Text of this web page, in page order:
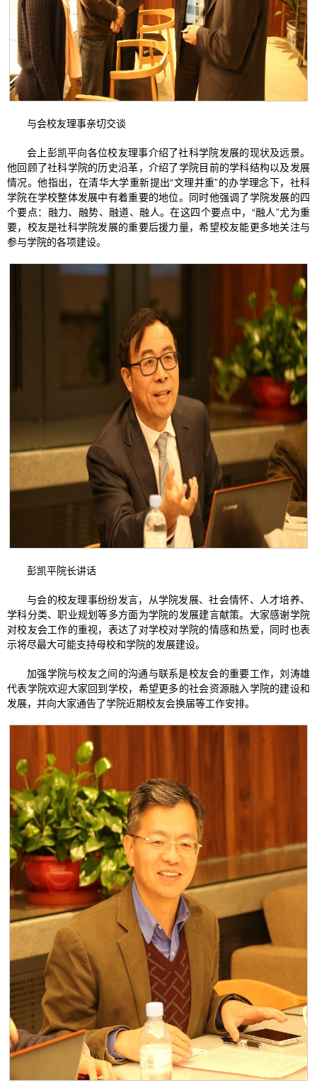
与会校友理事亲切交谈
会上彭凯平向各位校友理事介绍了社科学院发展的现状及远景。
他回顾了社科学院的历史沿革，介绍了学院目前的学科结构以及发展
情况。他指出，在清华大学重新提出“文理并重”的办学理念下，社科
学院在学校整体发展中有着重要的地位。同时他强调了学院发展的四
个要点：融力、融势、融道、融人。在这四个要点中，“融人”尤为重
要，校友是社科学院发展的重要后援力量，希望校友能更多地关注与
参与学院的各项建设。
彭凯平院长讲话
与会的校友理事纷纷发言，从学院发展、社会情怀、人才培养、
学科分类、职业规划等多方面为学院的发展建言献策。大家感谢学院
对校友会工作的重视，表达了对学校对学院的情感和热爱，同时也表
示将尽最大可能支持母校和学院的发展建设。
加强学院与校友之间的沟通与联系是校友会的重要工作，刘涛雄
代表学院欢迎大家回到学校，希望更多的社会资源融入学院的建设和
发展，并向大家通告了学院近期校友会换届等工作安排。